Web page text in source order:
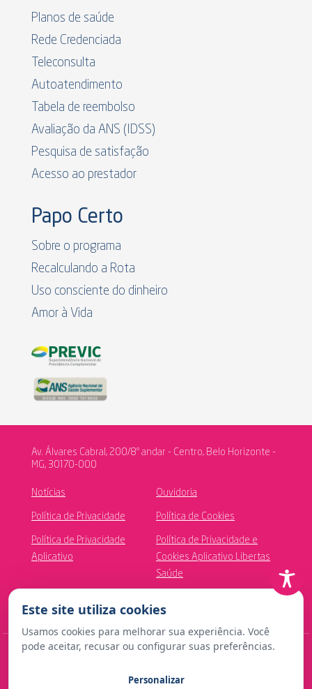
Planos de saúde
Rede Credenciada
Teleconsulta
Autoatendimento
Tabela de reembolso
Avaliação da ANS (IDSS)
Pesquisa de satisfação
Acesso ao prestador
Papo Certo
Sobre o programa
Recalculando a Rota
Uso consciente do dinheiro
Amor à Vida
Av. Álvares Cabral, 200/8º andar - Centro, Belo Horizonte -
MG, 30170-000
Notícias Ouvidoria
Política de Privacidade Política de Cookies
Política de Privacidade
Aplicativo
Política de Privacidade e
Cookies Aplicativo Libertas
Saúde
Este site utiliza cookies
Usamos cookies para melhorar sua experiência. Você
pode aceitar, recusar ou configurar suas preferências.
Personalizar